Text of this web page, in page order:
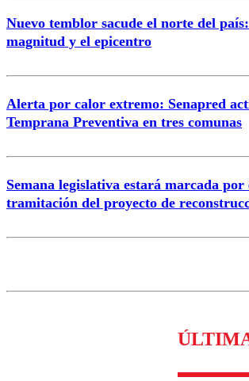
Nuevo temblor sacude el norte del
magnitud y el epicentro
Alerta por calor extremo: Senapred
Temprana Preventiva en tres comunas
Semana legislativa estará marcada
tramitación del proyecto de